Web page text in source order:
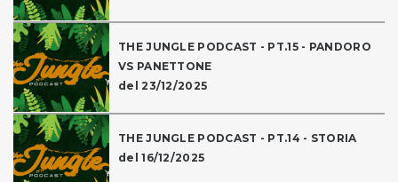
THE JUNGLE PODCAST - PT.15 - PANDORO
VS PANETTONE
del 23/12/2025
THE JUNGLE PODCAST - PT.14 - STORIA
del 16/12/2025